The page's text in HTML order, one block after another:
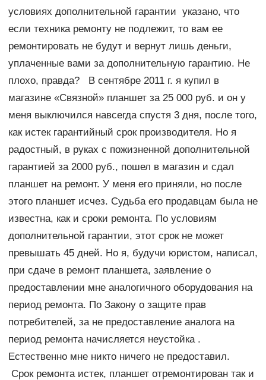
условиях дополнительной гарантии указано, что
если техника ремонту не подлежит, то вам ее
ремонтировать не будут и вернут лишь деньги,
уплаченные вами за дополнительную гарантию. Не
плохо, правда? В сентябре 2011 г. я купил в
магазине «Связной» планшет за 25 000 руб. и он у
меня выключился навсегда спустя 3 дня, после того,
как истек гарантийный срок производителя. Но я
радостный, в руках с пожизненной дополнительной
гарантией за 2000 руб., пошел в магазин и сдал
планшет на ремонт. У меня его приняли, но после
этого планшет исчез. Судьба его продавцам была не
известна, как и сроки ремонта. По условиям
дополнительной гарантии, этот срок не может
превышать 45 дней. Но я, будучи юристом, написал,
при сдаче в ремонт планшета, заявление о
предоставлении мне аналогичного оборудования на
период ремонта. По Закону о защите прав
потребителей, за не предоставление аналога на
период ремонта начисляется неустойка .
Естественно мне никто ничего не предоставил.
Срок ремонта истек, планшет отремонтирован так и